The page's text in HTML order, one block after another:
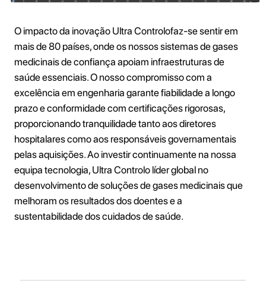
O impacto da inovação Ultra Controlofaz-se sentir em
mais de 80 países, onde os nossos sistemas de gases
medicinais de confiança apoiam infraestruturas de
saúde essenciais. O nosso compromisso com a
excelência em engenharia garante fiabilidade a longo
prazo e conformidade com certificações rigorosas,
proporcionando tranquilidade tanto aos diretores
hospitalares como aos responsáveis governamentais
pelas aquisições. Ao investir continuamente na nossa
equipa tecnologia, Ultra Controlo líder global no
desenvolvimento de soluções de gases medicinais que
melhoram os resultados dos doentes e a
sustentabilidade dos cuidados de saúde.